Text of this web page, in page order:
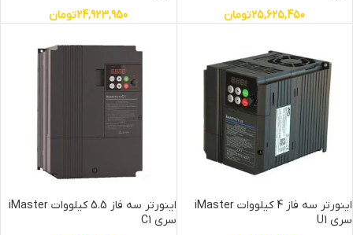
25,625,450تومان
24,923,950تومان
اینورتر سه فاز 4 کیلووات iMaster
سری U1
اینورتر سه فاز 5.5 کیلووات iMaster
سری C1